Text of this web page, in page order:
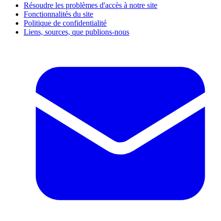
Résoudre les problèmes d'accès à notre site
Fonctionnalités du site
Politique de confidentialité
Liens, sources, que publions-nous